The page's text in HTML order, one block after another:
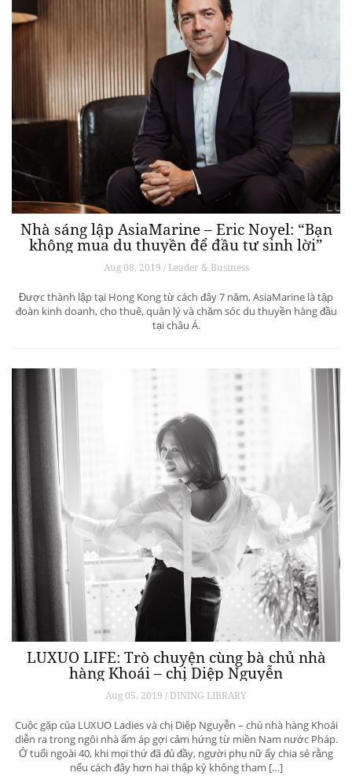
Nhà sáng lập AsiaMarine – Eric Noyel: “Bạn
không mua du thuyền để đầu tư sinh lời”
Aug 08, 2019 / Leader & Business
Được thành lập tại Hong Kong từ cách đây 7 năm, AsiaMarine là tập
đoàn kinh doanh, cho thuê, quản lý và chăm sóc du thuyền hàng đầu
tại châu Á.
LUXUO LIFE: Trò chuyện cùng bà chủ nhà
hàng Khoái – chị Diệp Nguyễn
Aug 05, 2019 / DINING LIBRARY
Cuộc gặp của LUXUO Ladies và chị Diệp Nguyễn – chủ nhà hàng Khoái
diễn ra trong ngôi nhà ấm áp gợi cảm hứng từ miền Nam nước Pháp.
Ở tuổi ngoài 40, khi mọi thứ đã đủ đầy, người phụ nữ ấy chia sẻ rằng
nếu cách đây hơn hai thập kỷ không tham […]